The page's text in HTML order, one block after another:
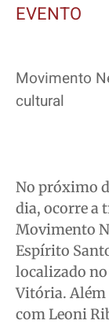
EVENTO
Movimento
cultural
No próximo
dia, ocorre a
Movimento
Espírito
localizado
Vitória. Além
com Leoni